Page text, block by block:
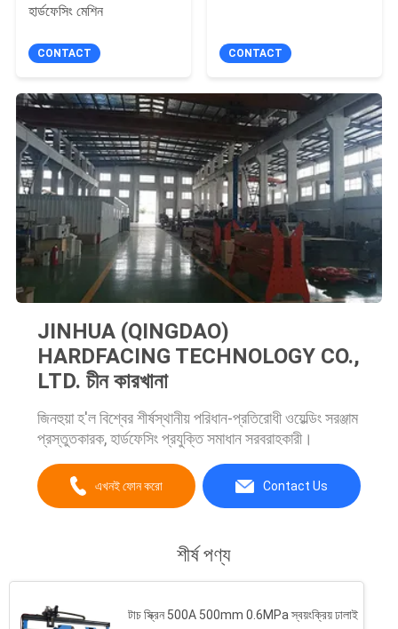
হার্ডফেসিং মেশিন
CONTACT CONTACT
JINHUA (QINGDAO)
HARDFACING TECHNOLOGY CO.,
LTD. চীন কারখানা
জিনহুয়া হ'ল বিশ্বের শীর্ষস্থানীয় পরিধান-প্রতিরোধী ওয়েল্ডিং সরঞ্জাম
প্রস্তুতকারক, হার্ডফেসিং প্রযুক্তি সমাধান সরবরাহকারী।
এখনই ফোন করো Contact Us
শীর্ষ পণ্য
টাচ স্ক্রিন 500A 500mm 0.6MPa স্বয়ংক্রিয় ঢালাই